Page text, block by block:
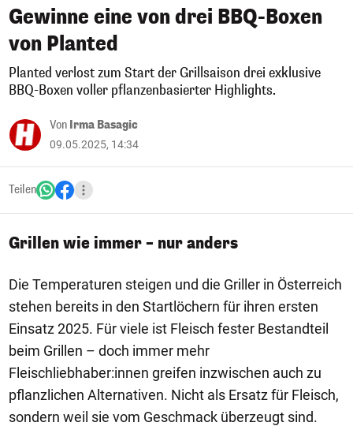
Gewinne eine von drei BBQ-Boxen
von Planted
Planted verlost zum Start der Grillsaison drei exklusive
BBQ-Boxen voller pflanzenbasierter Highlights.
Von Irma Basagic
09.05.2025, 14:34
Teilen
Grillen wie immer – nur anders
Die Temperaturen steigen und die Griller in Österreich
stehen bereits in den Startlöchern für ihren ersten
Einsatz 2025. Für viele ist Fleisch fester Bestandteil
beim Grillen – doch immer mehr
Fleischliebhaber:innen greifen inzwischen auch zu
pflanzlichen Alternativen. Nicht als Ersatz für Fleisch,
sondern weil sie vom Geschmack überzeugt sind.